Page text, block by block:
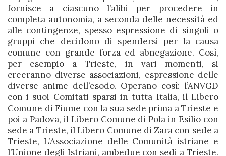
fornisce a ciascuno l’alibi per procedere in
completa autonomia, a seconda delle necessità ed
alle contingenze, spesso espressione di singoli o
gruppi che decidono di spendersi per la causa
comune con grande forza ed abnegazione. Così,
per esempio a Trieste, in vari momenti, si
creeranno diverse associazioni, espressione delle
diverse anime dell’esodo. Operano così: l’ANVGD
con i suoi Comitati sparsi in tutta Italia, il Libero
Comune di Fiume con la sua sede prima a Trieste e
poi a Padova, il Libero Comune di Pola in Esilio con
sede a Trieste, il Libero Comune di Zara con sede a
Trieste, L’Associazione delle Comunità istriane e
l’Unione degli Istriani, ambedue con sedi a Trieste.